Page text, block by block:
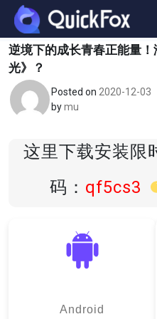
Skip
content
逆境下的成长青春正能量
光》？
Posted on 2020-12-03
bymu
这里下载安装限
码： qf5cs3
Android